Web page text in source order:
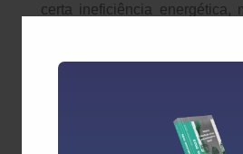
certa ineficiência energética,
o sol e, portanto,
quem instala
costuma se arrepender,